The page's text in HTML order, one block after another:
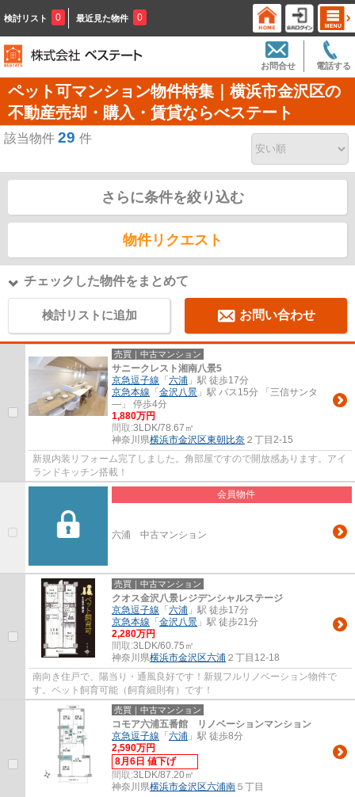
検討リスト 0 最近見た物件 0
電話する
お問合せ
ペット可マンション物件特集｜横浜市金沢区の
不動産売却・購入・賃貸ならべステート
該当物件 29 件
さらに条件を絞り込む
物件リクエスト
チェックした物件をまとめて
検討リストに追加 お問い合わせ
売買｜中古マンション
サニークレスト湘南八景5
京急逗子線 「 六浦 」駅 徒歩17分
京急本線 「 金沢八景 」駅 バス15分 「三信サンタ
―」 停歩4分
1,880万円
間取:3LDK/78.67㎡
神奈川県横浜市金沢区東朝比奈 ２丁目2-15
新規内装リフォーム完了しました。角部屋ですので開放感あります。アイ
ランドキッチン搭載！
会員物件
六浦 中古マンション
売買｜中古マンション
クオス金沢八景レジデンシャルステージ
京急逗子線 「 六浦 」駅 徒歩17分
京急本線 「 金沢八景 」駅 徒歩21分
2,280万円
間取:3LDK/60.75㎡
神奈川県横浜市金沢区六浦 ２丁目12-18
南向き住戸で、陽当り・通風良好です！新規フルリノベーション物件で
す。ペット飼育可能（飼育細則有）です！
売買｜中古マンション
コモア六浦五番館 リノベーションマンション
京急逗子線 「 六浦 」駅 徒歩8分
2,590万円
8月6日 値下げ
間取:3LDK/87.20㎡
神奈川県横浜市金沢区六浦南 ５丁目